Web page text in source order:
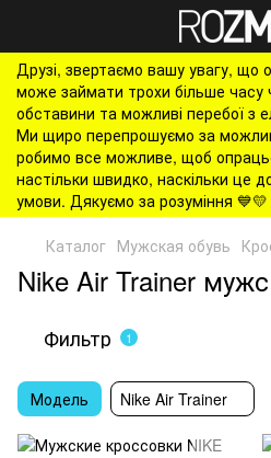
Друзі, звертаємо вашу увагу, що
може займати трохи більше часу
обставини та можливі перебої з
Ми щиро перепрошуємо за
робимо все можливе, щоб
настільки швидко, наскільки це
умови. Дякуємо за розуміння 💙💛
Каталог Мужская обувь
Nike Air Trainer
Фильтр 1
Модель Nike Air Trainer